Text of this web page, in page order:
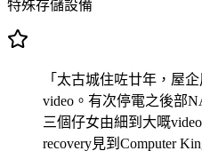
特殊存儲設備
「太古城住咗廿年，屋
video。有次停電之後部
三個仔女由細到大嘅video
recovery見到Computer